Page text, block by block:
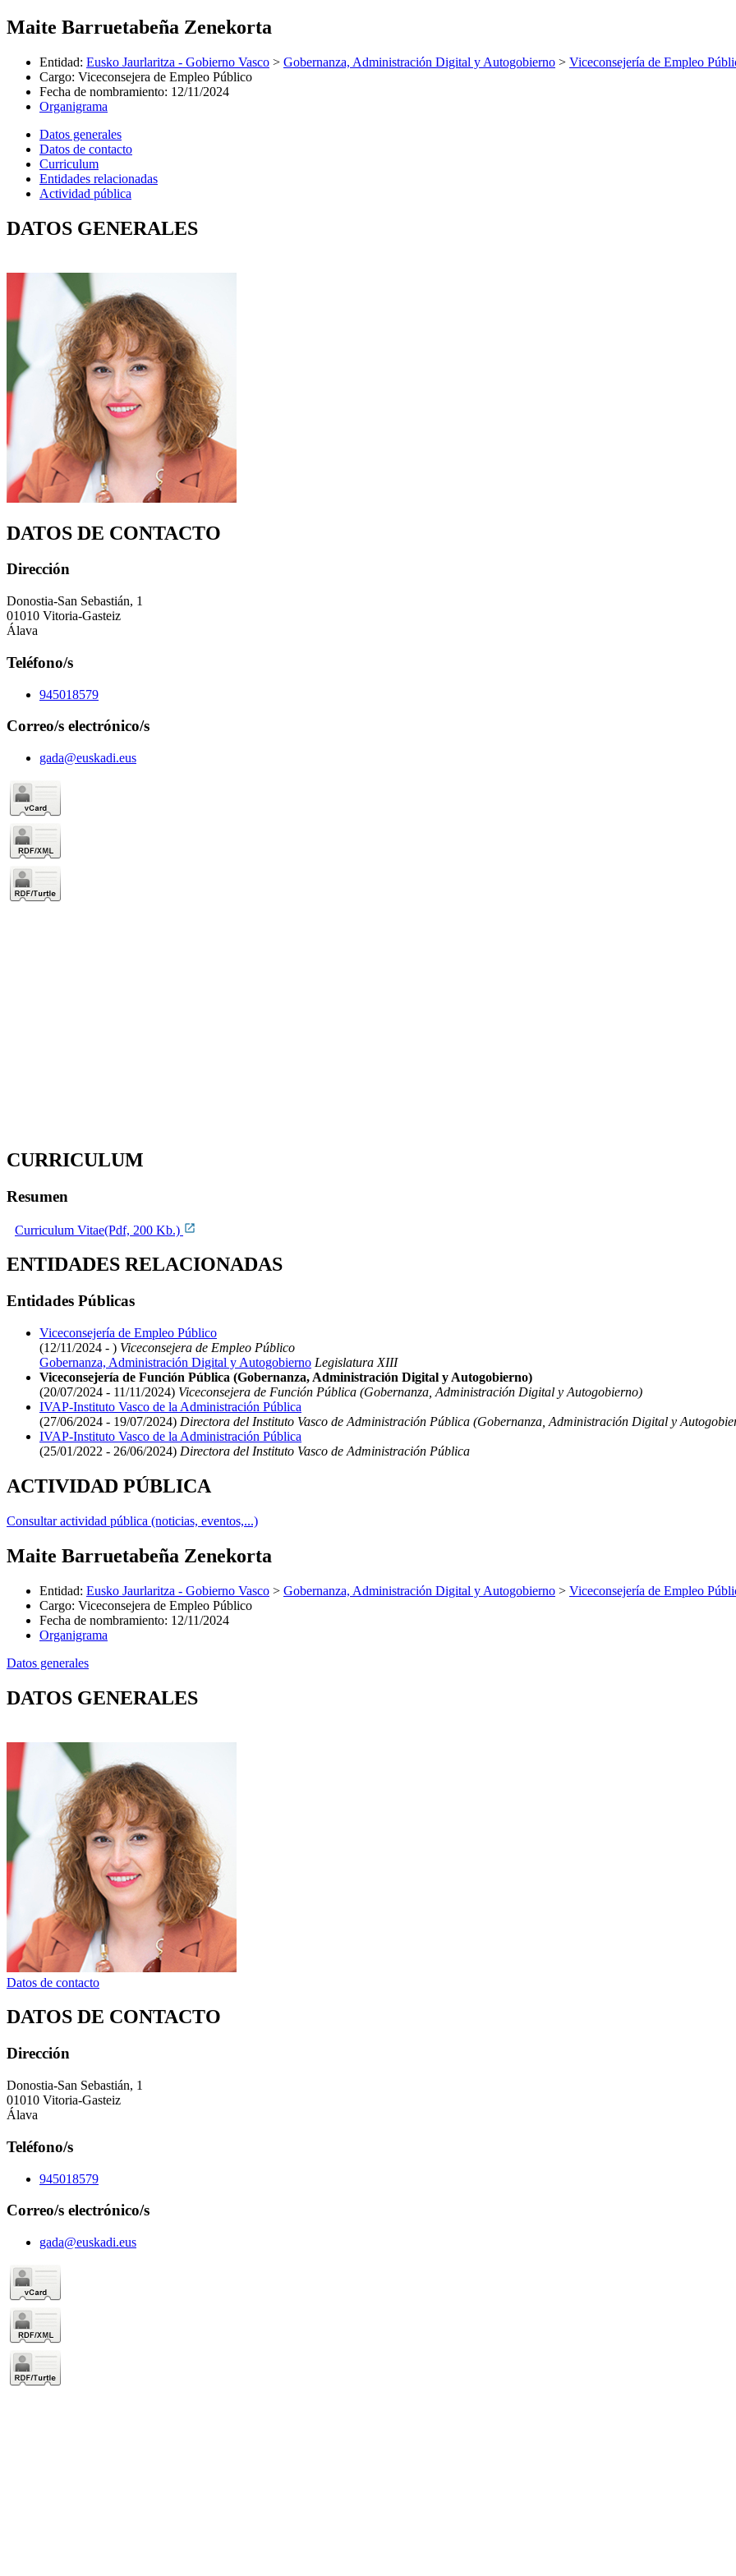
Maite Barruetabeña Zenekorta
Entidad: Eusko Jaurlaritza - Gobierno Vasco > Gobernanza, Administración Digital y Autogobierno > Viceconsejería de Empleo
Cargo: Viceconsejera de Empleo Público
Fecha de nombramiento: 12/11/2024
Organigrama
Datos generales
Datos de contacto
Curriculum
Entidades relacionadas
Actividad pública
DATOS GENERALES
DATOS DE CONTACTO
Dirección
Donostia-San Sebastián, 1
01010 Vitoria-Gasteiz
Álava
Teléfono/s
945018579
Correo/s electrónico/s
gada@euskadi.eus
CURRICULUM
Resumen
Curriculum Vitae(Pdf, 200 Kb.)
ENTIDADES RELACIONADAS
Entidades Públicas
Viceconsejería de Empleo Público
(12/11/2024 - ) Viceconsejera de Empleo Público
Gobernanza, Administración Digital y Autogobierno Legislatura XIII
Viceconsejería de Función Pública (Gobernanza, Administración Digital y Autogobierno)
(20/07/2024 - 11/11/2024) Viceconsejera de Función Pública (Gobernanza, Administración Digital y Autogobierno)
IVAP-Instituto Vasco de la Administración Pública
(27/06/2024 - 19/07/2024) Directora del Instituto Vasco de Administración Pública (Gobernanza, Administración Digital y
IVAP-Instituto Vasco de la Administración Pública
(25/01/2022 - 26/06/2024) Directora del Instituto Vasco de Administración Pública
ACTIVIDAD PÚBLICA
Consultar actividad pública (noticias, eventos,...)
Maite Barruetabeña Zenekorta
Entidad: Eusko Jaurlaritza - Gobierno Vasco > Gobernanza, Administración Digital y Autogobierno > Viceconsejería de Empleo
Cargo: Viceconsejera de Empleo Público
Fecha de nombramiento: 12/11/2024
Organigrama
Datos generales
DATOS GENERALES
Datos de contacto
DATOS DE CONTACTO
Dirección
Donostia-San Sebastián, 1
01010 Vitoria-Gasteiz
Álava
Teléfono/s
945018579
Correo/s electrónico/s
gada@euskadi.eus